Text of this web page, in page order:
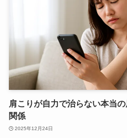
肩こりが自力で治らない本当
関係
2025年12月24日